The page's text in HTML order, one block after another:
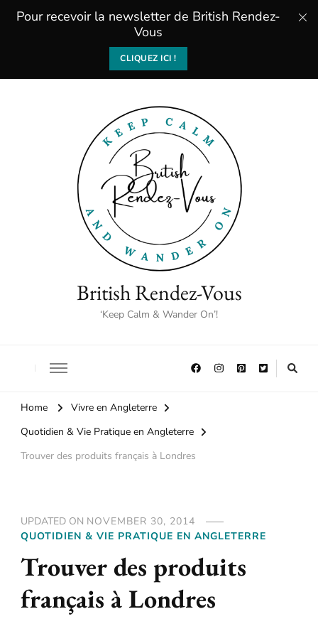
Pour recevoir la newsletter de British Rendez-
Vous
CLIQUEZ ICI !
British Rendez-Vous
‘Keep Calm & Wander On’!
Home
Vivre en Angleterre
Quotidien & Vie Pratique en Angleterre
Trouver des produits français à Londres
UPDATED ON NOVEMBER 30, 2014
QUOTIDIEN & VIE PRATIQUE EN ANGLETERRE
Trouver des produits
français à Londres